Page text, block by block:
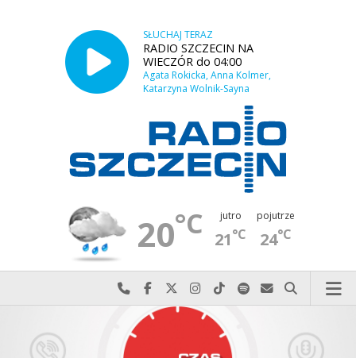
SŁUCHAJ TERAZ
RADIO SZCZECIN NA
WIECZÓR do 04:00
Agata Rokicka, Anna Kolmer,
Katarzyna Wolnik-Sayna
20°C jutro
21°C
pojutrze
24°C
Najlepiej po prostu do nas zadzwoń
Odwiedź nas na Facebook-u
Odwiedź nas na X
Odwiedź nas na Instagram-ie
Odwiedź nas na TikTok-u
Szukaj nas na Spotify
Wyślij do nas
Szukaj